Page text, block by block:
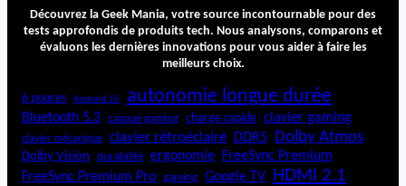
o
o
n
b
e
l
P
2
Découvrez la Geek Mania, votre source incontournable pour des
tests approfondis de produits tech. Nous analysons, comparons et
évaluons les dernières innovations pour vous aider à faire les
meilleurs choix.
6 pouces Android 15 autonomie longue durée
Bluetooth 5.3 casque gaming charge rapide clavier gaming
clavier mécanique clavier rétroéclairé DDR5 Dolby Atmos
Dolby Vision durabilité ergonomie
FreeSync Premium
FreeSync Premium Pro
gaming Google TV HDMI 2.1